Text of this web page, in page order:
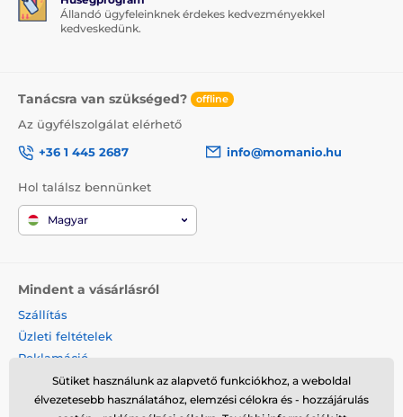
Állandó ügyfeleinknek érdekes kedvezményekkel
kedveskedünk.
Tanácsra van szükséged? offline
Az ügyfélszolgálat elérhető
+36 1 445 2687
info@momanio.hu
Hol találsz bennünket
Magyar
Mindent a vásárlásról
Szállítás
Üzleti feltételek
Reklamáció
Termék visszaküldése
Termék cseréje
Sütiket használunk az alapvető funkciókhoz, a weboldal
élvezetesebb használatához, elemzési célokra és - hozzájárulás